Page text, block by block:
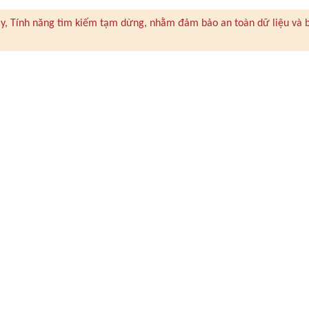
Tính năng tìm kiếm tạm dừng, nhằm đảm bảo an toàn dữ liệu và